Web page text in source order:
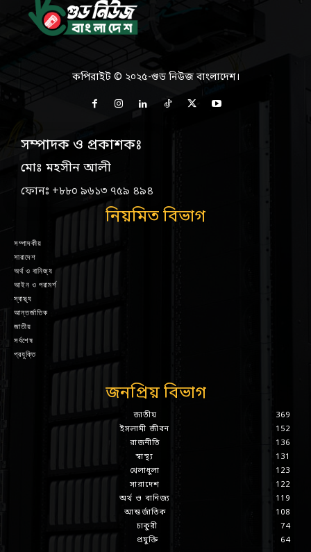
কপিরাইট © ২০২৫-গুড নিউজ বাংলাদেশ।
সম্পাদক ও প্রকাশকঃ
মোঃ মহসীন আলী
ফোনঃ +৮৮০ ৯৬১৩ ৭৫৯ ৪৯৪
নিয়মিত বিভাগ
সম্পাদকীয়
সারাদেশ
অর্থ ও বানিজ্য
আইন ও পরামর্শ
স্বাস্থ্য
আন্তর্জাতিক
জাতীয়
সর্বশেষ
প্রযুক্তি
জনপ্রিয় বিভাগ
জাতীয়
369
ইসলামী জীবন
152
রাজনীতি
136
স্বাস্থ্য
131
খেলাধুলা
123
সারাদেশ
122
অর্থ ও বানিজ্য
119
আন্তর্জাতিক
108
চাকুরী
74
প্রযুক্তি
64